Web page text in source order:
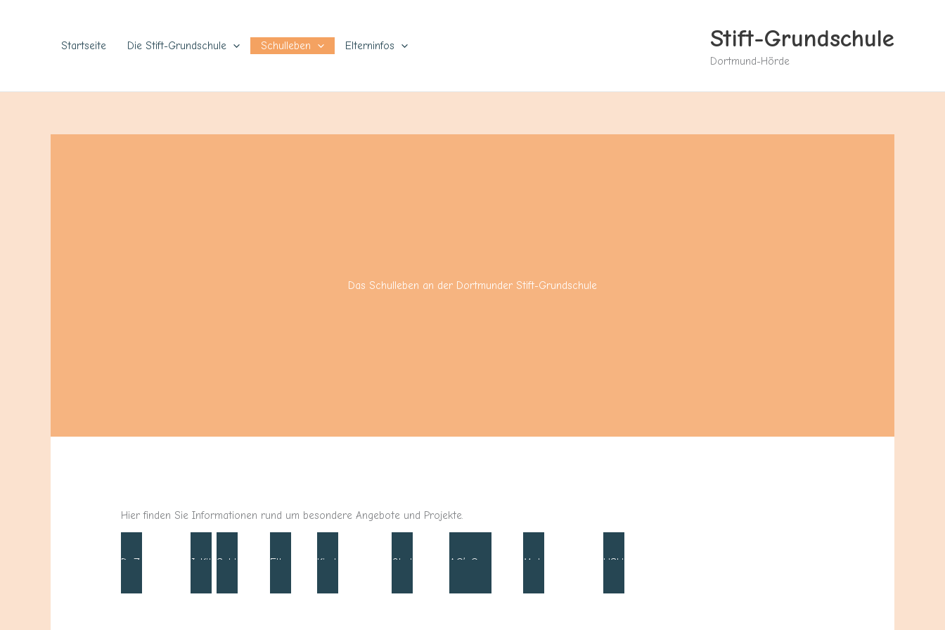
Startseite Die Stift-Grundschule Schulleben Elterninfos Stift-Grundschule
Dortmund-Hörde
Das Schulleben an der Dortmunder Stift-Grundschule
Hier finden Sie Informationen rund um besondere Angebote und Projekte.
DaZ Unterricht JeKits Schlaustifte Elterncafé Kinderkonferenz Obst-Projekt AG’s Goystadion Mehrsprachigkeit HSU